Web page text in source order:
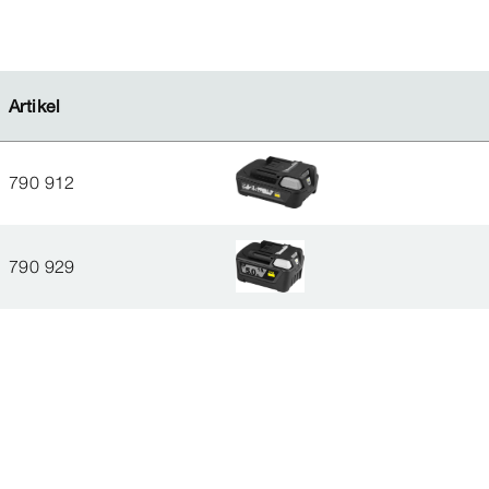
Artikel
Artikel
790 912
790 929